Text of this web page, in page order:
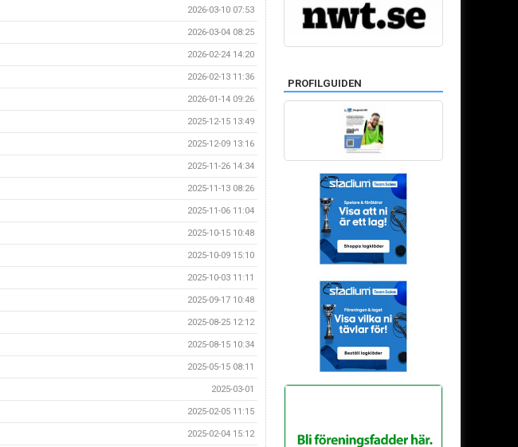
2026-03-10 07:53
2026-03-04 08:25
2026-02-24 14:20
2026-02-13 11:36
2026-01-14 09:26
2025-12-15 13:49
2025-12-09 13:16
2025-11-26 14:34
2025-11-13 08:26
2025-11-06 11:04
2025-10-15 10:48
2025-10-09 15:10
2025-10-03 11:11
2025-09-17 10:48
2025-08-25 12:12
2025-08-15 10:34
2025-05-15 08:11
2025-03-01
2025-02-05 11:15
2025-02-04 15:12
PROFILGUIDEN